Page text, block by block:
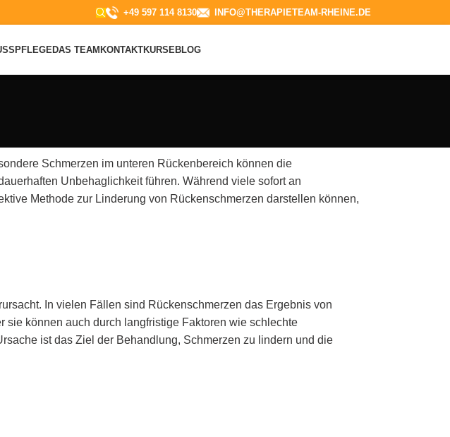
+49 597 114 8130​ INFO@THERAPIETEAM-RHEINE.DE
DAS TEAMKONTAKTKURSEBLOG
Schmerzen im unteren Rückenbereich können die
Unbehaglichkeit führen. Während viele sofort an
Methode zur Linderung von Rückenschmerzen darstellen können,
In vielen Fällen sind Rückenschmerzen das Ergebnis von
können auch durch langfristige Faktoren wie schlechte
ist das Ziel der Behandlung, Schmerzen zu lindern und die